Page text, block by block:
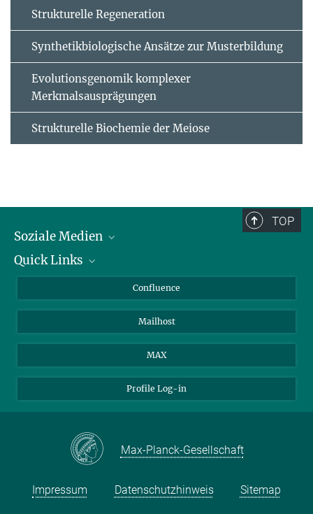
Strukturelle Regeneration
Synthetikbiologische Ansätze zur Musterbildung
Evolutionsgenomik komplexer
Merkmalsausprägungen
Strukturelle Biochemie der Meiose
TOP
Soziale Medien
LinkedIn
YouTube
Quick Links
Über Tiere in der Forschung
Ihr Weg zu uns
Confluence
Mailhost
MAX
Profile Log-in
Max-Planck-Gesellschaft
Impressum Datenschutzhinweis Sitemap